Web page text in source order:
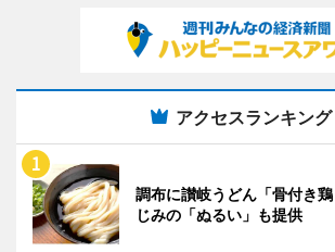
アクセスランキング
調布に讃岐うどん「骨付き
じみの「ぬるい」も提供